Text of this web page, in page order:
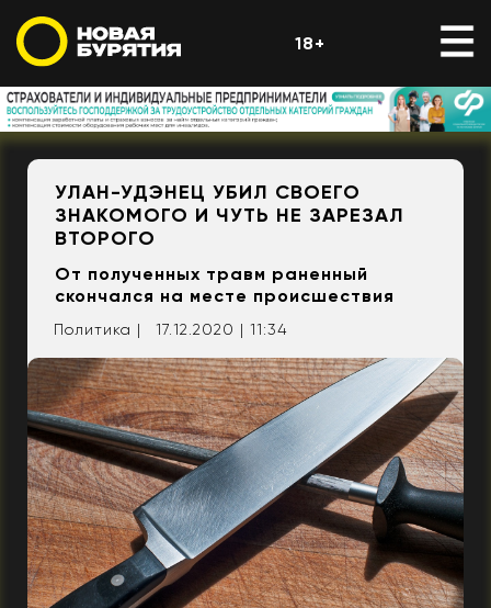
18+
УЛАН-УДЭНЕЦ УБИЛ СВОЕГО
ЗНАКОМОГО И ЧУТЬ НЕ ЗАРЕЗАЛ
ВТОРОГО
От полученных травм раненный
скончался на месте происшествия
Политика | 17.12.2020 | 11:34